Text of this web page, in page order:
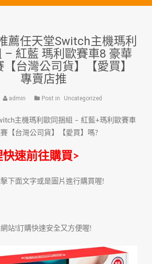
薦任天堂Switch主機瑪利
– 紅藍 瑪利歐賽車8 豪華
台灣公司貨】【愛買】
專賣店推
admin Post in Uncategorized
主機瑪利歐同捆組 – 紅藍+瑪利歐賽車
【台灣公司貨】【愛買】嗎?
速前往購買>
下面文字或是圖片進行購買喔!
網站!訂購快速安全又方便喔!